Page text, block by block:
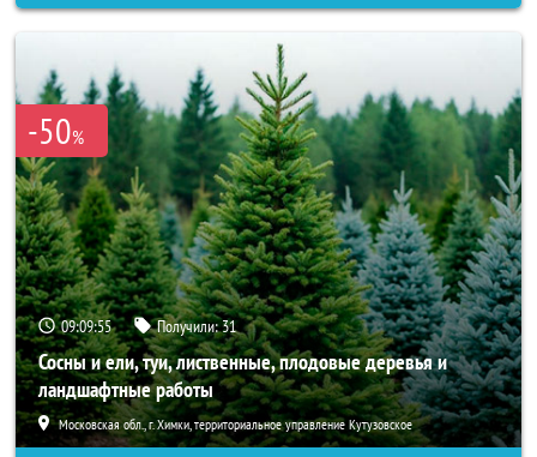
-50%
09:09:54 Получили:31
Сосны и ели, туи, лиственные, плодовые деревья и
ландшафтные работы
Московская обл., г. Химки, территориальное управление Кутузовское